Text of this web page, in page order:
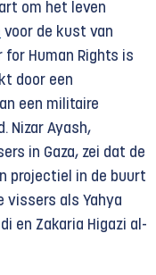
om het leven
voor de kust van
for Human Rights is
door een
een militaire
Nizar Ayash,
in Gaza, zei dat de
projectiel in de buurt
vissers als Yahya
en Zakaria Higazi al-